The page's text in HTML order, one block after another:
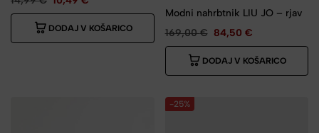
DODAJ V KOŠARICO
Modni nahrbtnik LIU JO – rjav
169,00€ 84,50 €
DODAJ V KOŠARICO
-25%